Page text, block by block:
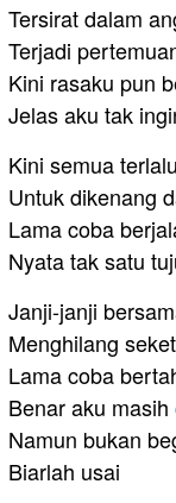
Tersirat dalam
Terjadi
Kini rasaku pun
Jelas aku tak
Kini semua
Untuk dikenang
Lama coba
Nyata tak satu
Janji-janji
Menghilang
Lama coba
Benar aku masih
Namun bukan
Biarlah usai